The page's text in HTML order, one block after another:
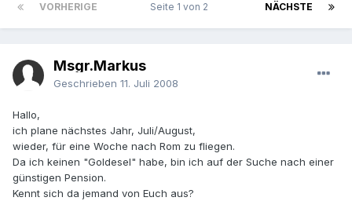
VORHERIGE NÄCHSTE
Seite 1 von 2
Msgr.Markus
Geschrieben 11. Juli 2008
Hallo,
ich plane nächstes Jahr, Juli/August,
wieder, für eine Woche nach Rom zu fliegen.
Da ich keinen "Goldesel" habe, bin ich auf der Suche nach einer
günstigen Pension.
Kennt sich da jemand von Euch aus?